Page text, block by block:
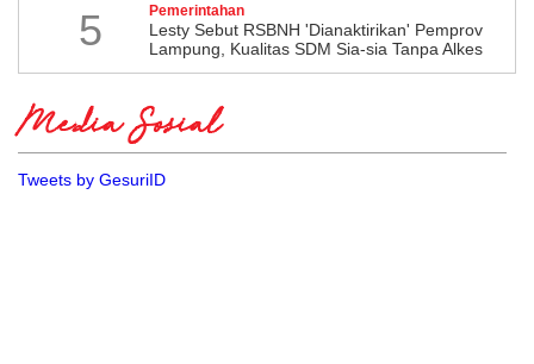
5 Pemerintahan
Lesty Sebut RSBNH 'Dianaktirikan' Pemprov
Lampung, Kualitas SDM Sia-sia Tanpa Alkes
Media Sosial
Tweets by GesuriID